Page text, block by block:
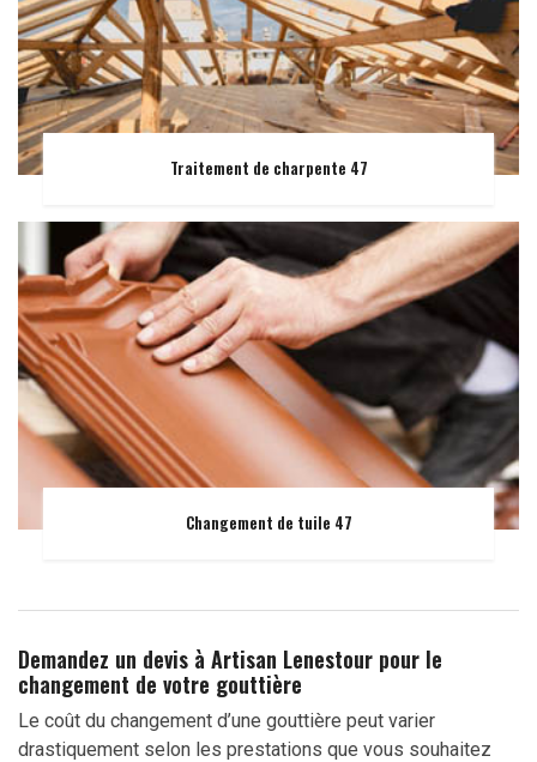
Traitement de charpente 47
Changement de tuile 47
Demandez un devis à Artisan Lenestour pour le
changement de votre gouttière
Le coût du changement d’une gouttière peut varier
drastiquement selon les prestations que vous souhaitez